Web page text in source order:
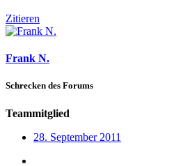
Zitieren
Frank N.
Schrecken des Forums
Teammitglied
28. September 2011